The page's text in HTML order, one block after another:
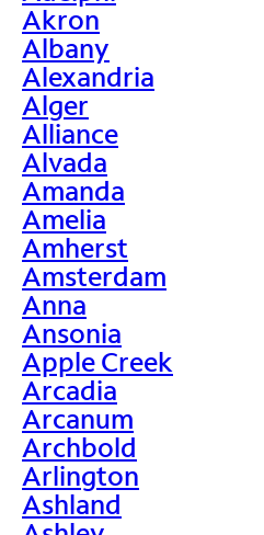
Akron
Albany
Alexandria
Alger
Alliance
Alvada
Amanda
Amelia
Amherst
Amsterdam
Anna
Ansonia
Apple Creek
Arcadia
Arcanum
Archbold
Arlington
Ashland